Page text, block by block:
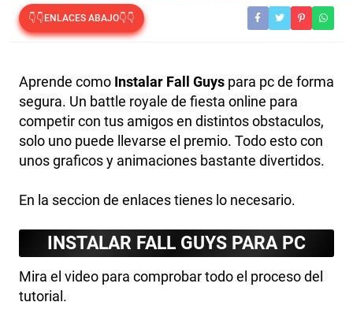
👇👇ENLACES ABAJO👇👇
Aprende como Instalar Fall Guys para pc de forma
segura. Un battle royale de fiesta online para
competir con tus amigos en distintos obstaculos,
solo uno puede llevarse el premio. Todo esto con
unos graficos y animaciones bastante divertidos.
En la seccion de enlaces tienes lo necesario.
INSTALAR FALL GUYS PARA PC
Mira el video para comprobar todo el proceso del
tutorial.